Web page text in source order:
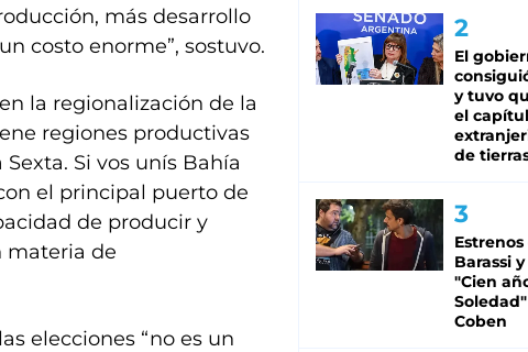
más desarrollo
costo enorme”, sostuvo.
la regionalización de la
regiones productivas
Si vos unís Bahía
el principal puerto de
de producir y
materia de
elecciones “no es un
El
y tuvo
el
de
Estrenos
Barassi
"Cien
Coben